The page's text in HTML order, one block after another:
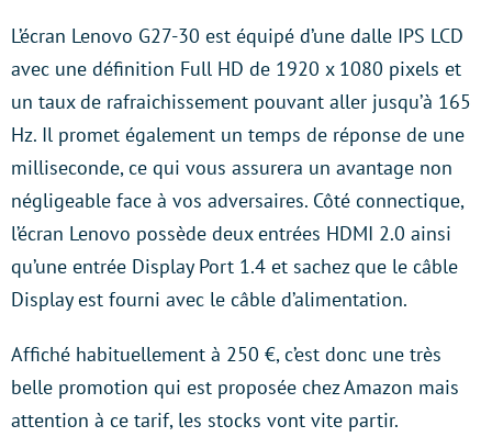
L’écran Lenovo G27-30 est équipé d’une dalle IPS LCD
avec une définition Full HD de 1920 x 1080 pixels et
un taux de rafraichissement pouvant aller jusqu’à 165
Hz. Il promet également un temps de réponse de une
milliseconde, ce qui vous assurera un avantage non
négligeable face à vos adversaires. Côté connectique,
l’écran Lenovo possède deux entrées HDMI 2.0 ainsi
qu’une entrée Display Port 1.4 et sachez que le câble
Display est fourni avec le câble d’alimentation.
Affiché habituellement à 250 €, c’est donc une très
belle promotion qui est proposée chez Amazon mais
attention à ce tarif, les stocks vont vite partir.